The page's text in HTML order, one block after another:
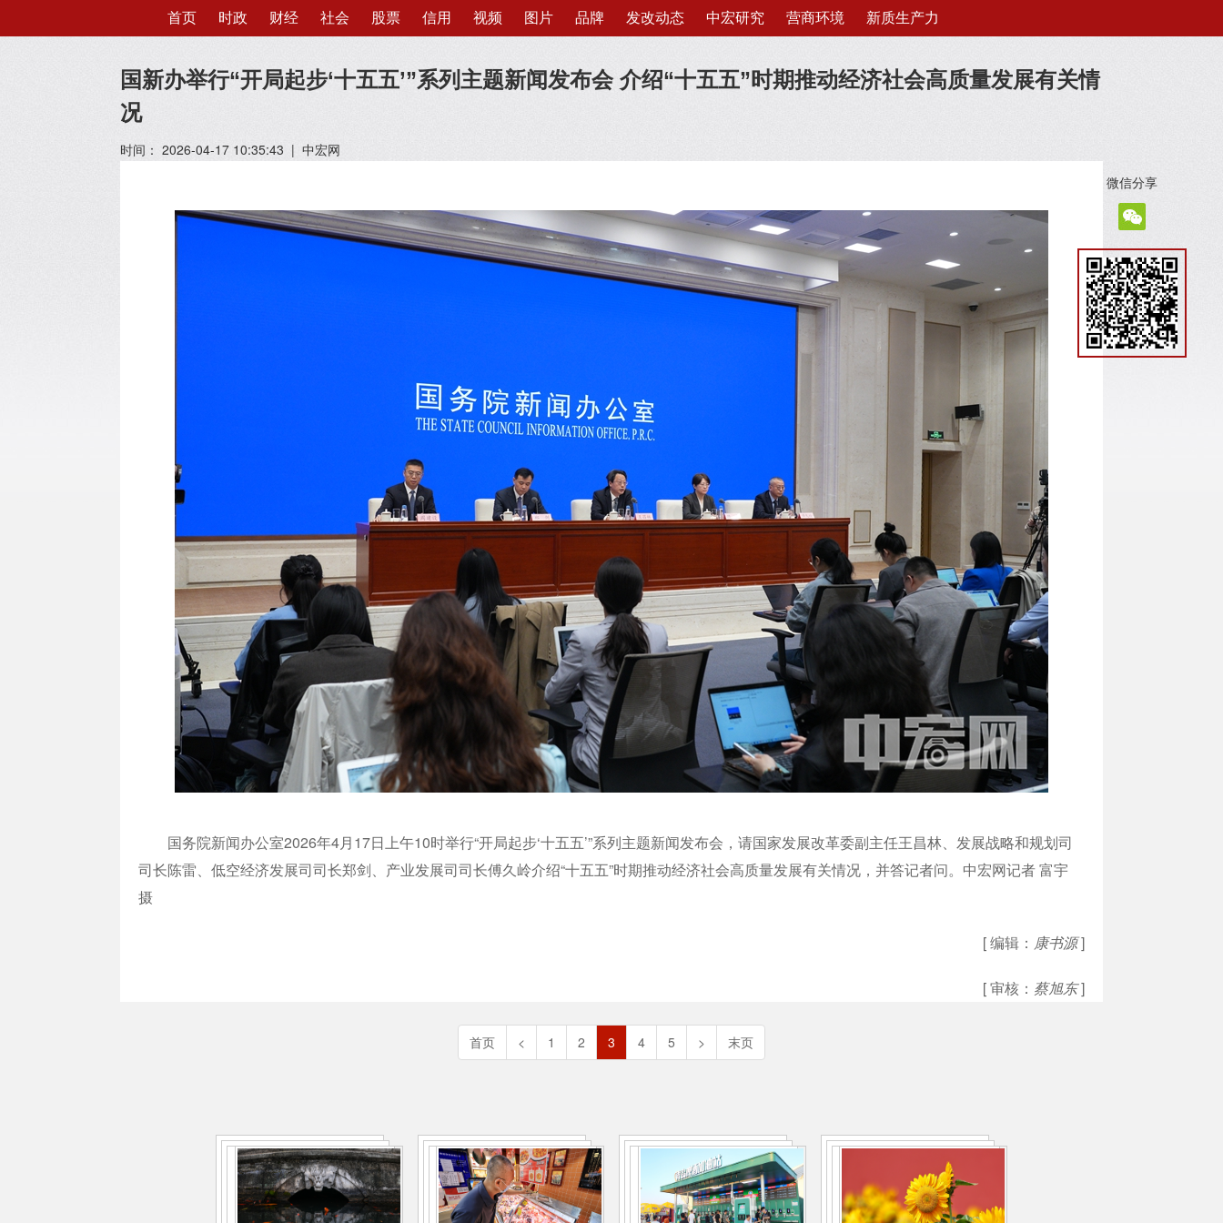
微信分享
首页 时政 财经 社会 股票 信用 视频 图片 品牌 发改动态 中宏研究 营商环境 新质生产力
国新办举行“开局起步‘十五五’”系列主题新闻发布会 介绍“十五五”时期推动经济社会高质量发展有关情
况
时间： 2026-04-17 10:35:43 | 中宏网
国务院新闻办公室2026年4月17日上午10时举行“开局起步‘十五五’”系列主题新闻发布会，请国家发展改革委副主任王昌林、发展战略和规划司
司长陈雷、低空经济发展司司长郑剑、产业发展司司长傅久岭介绍“十五五”时期推动经济社会高质量发展有关情况，并答记者问。中宏网记者 富宇
摄
[ 编辑： 康书源]
[ 审核： 蔡旭东]
首页 < 1 2 3 4 5 > 末页